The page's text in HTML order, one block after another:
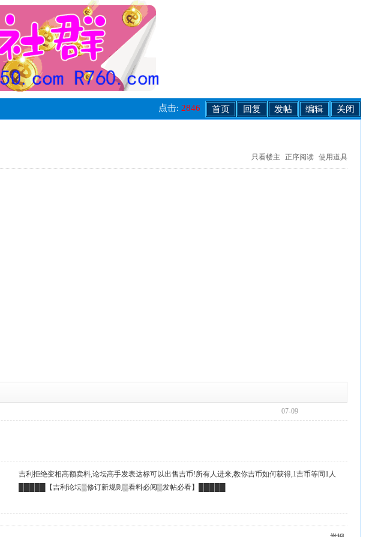
关闭
编辑
发帖
回复
首页
点击: 2846
只看楼主 正序阅读 使用道具
07-09
吉利拒绝变相高额卖料,论坛高手发表达标可以出售吉币!所有人进来,教你吉币如何获得,1吉币等同1人
民币!支持高手→打赏６元宝起
█████【吉利论坛▒修订新规则▒看料必阅▒发帖必看】█████